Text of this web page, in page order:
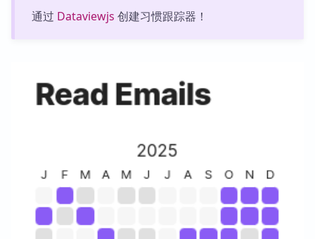
通过 Dataviewjs 创建习惯跟踪器！